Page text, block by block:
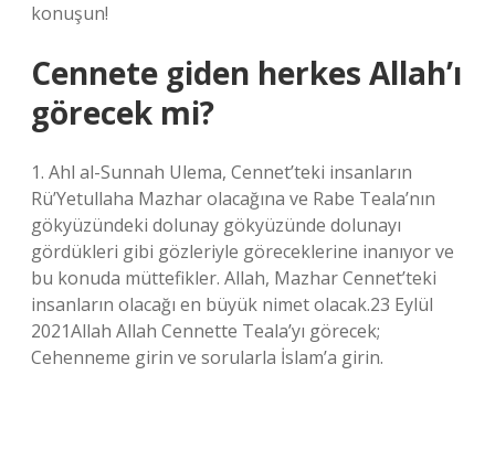
konuşun!
Cennete giden herkes Allah’ı
görecek mi?
1. Ahl al-Sunnah Ulema, Cennet’teki insanların
Rü’Yetullaha Mazhar olacağına ve Rabe Teala’nın
gökyüzündeki dolunay gökyüzünde dolunayı
gördükleri gibi gözleriyle göreceklerine inanıyor ve
bu konuda müttefikler. Allah, Mazhar Cennet’teki
insanların olacağı en büyük nimet olacak.23 Eylül
2021Allah Allah Cennette Teala’yı görecek;
Cehenneme girin ve sorularla İslam’a girin.